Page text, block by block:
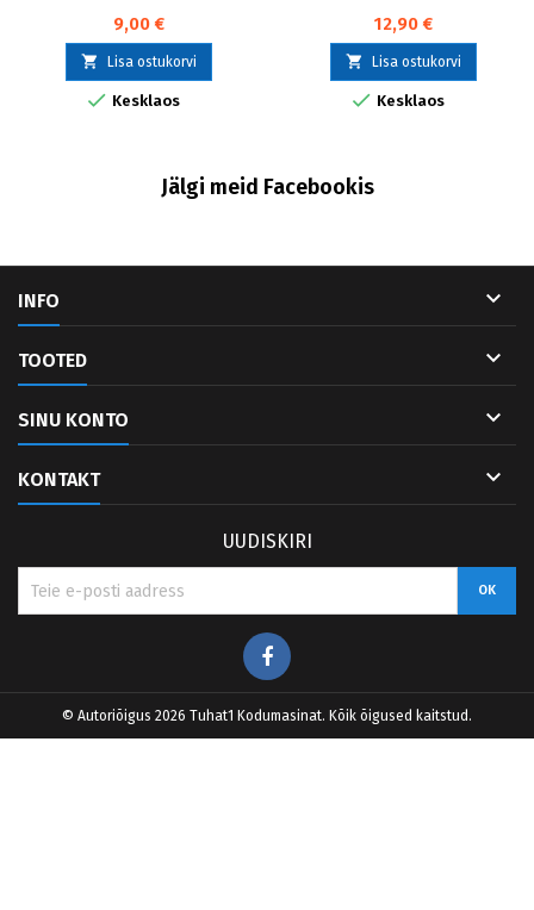
9,00 €
 Lisa ostukorvi
 Kesklaos
12,90 €
 Lisa ostukorvi
 Kesklaos
Jälgi meid Facebookis
INFO 
TOOTED 
SINU KONTO 
KONTAKT 
UUDISKIRI
Facebook
© Autoriõigus 2026 Tuhat1 Kodumasinat. Kõik õigused kaitstud.